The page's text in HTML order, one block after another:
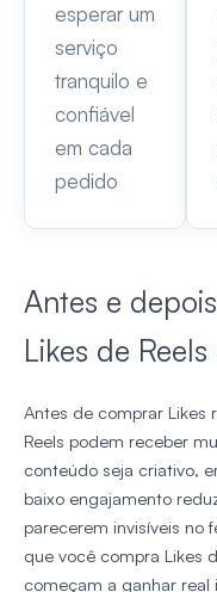
esperar um
serviço
tranquilo e
confiável
em cada
pedido
Antes e
Likes de
Antes de comprar Likes
Reels podem receber
conteúdo seja criativo,
baixo engajamento
parecerem invisíveis no
que você compra Likes
começam a ganhar